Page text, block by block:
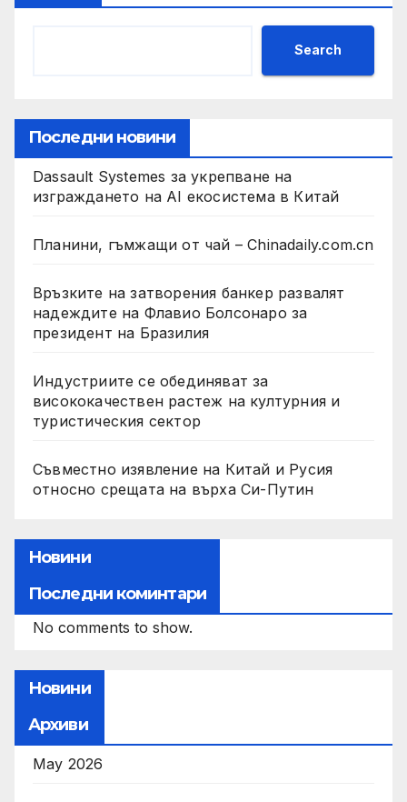
Search
Последни новини
Dassault Systemes за укрепване на
изграждането на AI екосистема в Китай
Планини, гъмжащи от чай – Chinadaily.com.cn
Връзките на затворения банкер развалят
надеждите на Флавио Болсонаро за
президент на Бразилия
Индустриите се обединяват за
висококачествен растеж на културния и
туристическия сектор
Съвместно изявление на Китай и Русия
относно срещата на върха Си-Путин
Новини
Последни коминтари
No comments to show.
Новини
Архиви
May 2026